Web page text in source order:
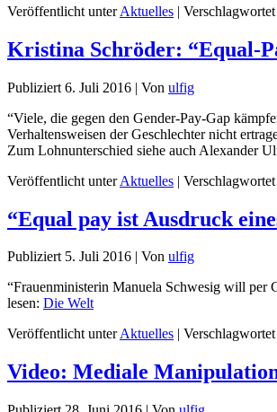
Veröffentlicht unter Aktuelles |
Kristina Schröder: “Equal-
Publiziert 6. Juli 2016 | Von ulfig
“Viele, die gegen den Gender-Pay-Gap
Verhaltensweisen der Geschlechter nicht
Zum Lohnunterschied siehe auch Alexander
Veröffentlicht unter Aktuelles |
“Equal pay ist Ausdruck
Publiziert 5. Juli 2016 Von ulfig
“Frauenministerin Manuela Schwesig will per
lesen: Die Welt
Veröffentlicht unterAktuelles
Video: Mediale